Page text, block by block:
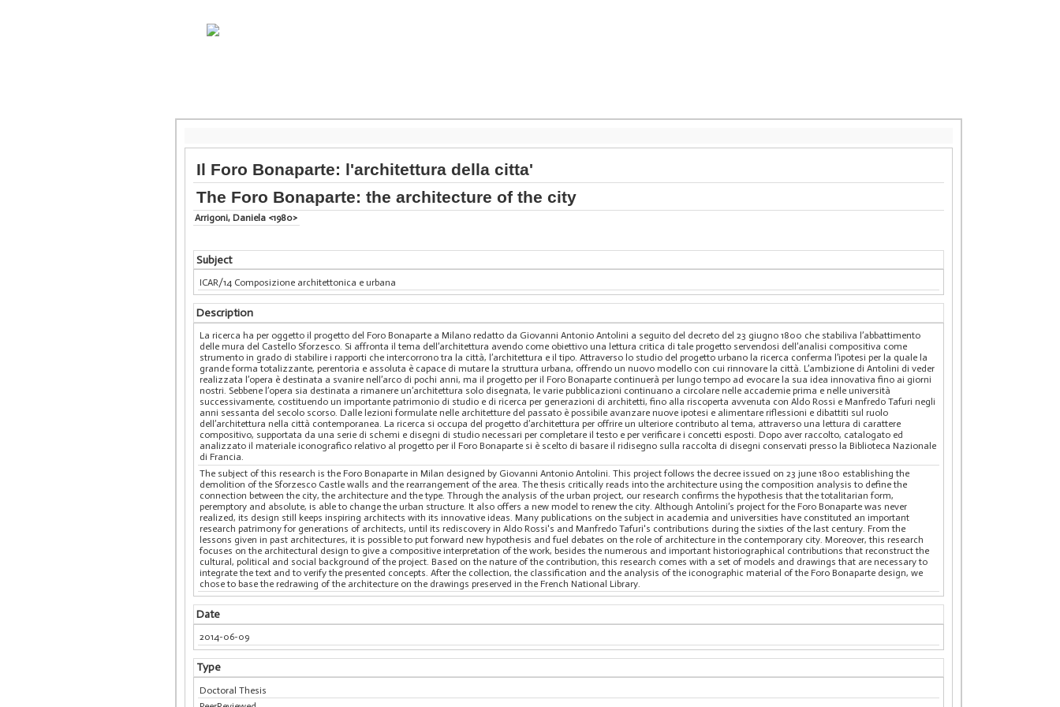
Il Foro Bonaparte: l'architettura della citta'
The Foro Bonaparte: the architecture of the city
Arrigoni, Daniela <1980>
Subject
ICAR/14 Composizione architettonica e urbana
Description
La ricerca ha per oggetto il progetto del Foro Bonaparte a Milano redatto da Giovanni Antonio Antolini a seguito del decreto del 23 giugno 1800 che stabiliva l’abbattimento
delle mura del Castello Sforzesco. Si affronta il tema dell’architettura avendo come obiettivo una lettura critica di tale progetto servendosi dell’analisi compositiva come
strumento in grado di stabilire i rapporti che intercorrono tra la città, l’architettura e il tipo. Attraverso lo studio del progetto urbano la ricerca conferma l’ipotesi per la quale la
grande forma totalizzante, perentoria e assoluta è capace di mutare la struttura urbana, offrendo un nuovo modello con cui rinnovare la città. L’ambizione di Antolini di veder
realizzata l’opera è destinata a svanire nell’arco di pochi anni, ma il progetto per il Foro Bonaparte continuerà per lungo tempo ad evocare la sua idea innovativa fino ai giorni
nostri. Sebbene l’opera sia destinata a rimanere un’architettura solo disegnata, le varie pubblicazioni continuano a circolare nelle accademie prima e nelle università
successivamente, costituendo un importante patrimonio di studio e di ricerca per generazioni di architetti, fino alla riscoperta avvenuta con Aldo Rossi e Manfredo Tafuri negli
anni sessanta del secolo scorso. Dalle lezioni formulate nelle architetture del passato è possibile avanzare nuove ipotesi e alimentare riflessioni e dibattiti sul ruolo
dell’architettura nella città contemporanea. La ricerca si occupa del progetto d’architettura per offrire un ulteriore contributo al tema, attraverso una lettura di carattere
compositivo, supportata da una serie di schemi e disegni di studio necessari per completare il testo e per verificare i concetti esposti. Dopo aver raccolto, catalogato ed
analizzato il materiale iconografico relativo al progetto per il Foro Bonaparte si è scelto di basare il ridisegno sulla raccolta di disegni conservati presso la Biblioteca Nazionale
di Francia.
The subject of this research is the Foro Bonaparte in Milan designed by Giovanni Antonio Antolini. This project follows the decree issued on 23 june 1800 establishing the
demolition of the Sforzesco Castle walls and the rearrangement of the area. The thesis critically reads into the architecture using the composition analysis to define the
connection between the city, the architecture and the type. Through the analysis of the urban project, our research confirms the hypothesis that the totalitarian form,
peremptory and absolute, is able to change the urban structure. It also offers a new model to renew the city. Although Antolini’s project for the Foro Bonaparte was never
realized, its design still keeps inspiring architects with its innovative ideas. Many publications on the subject in academia and universities have constituted an important
research patrimony for generations of architects, until its rediscovery in Aldo Rossi's and Manfredo Tafuri's contributions during the sixties of the last century. From the
lessons given in past architectures, it is possible to put forward new hypothesis and fuel debates on the role of architecture in the contemporary city. Moreover, this research
focuses on the architectural design to give a compositive interpretation of the work, besides the numerous and important historiographical contributions that reconstruct the
cultural, political and social background of the project. Based on the nature of the contribution, this research comes with a set of models and drawings that are necessary to
integrate the text and to verify the presented concepts. After the collection, the classification and the analysis of the iconographic material of the Foro Bonaparte design, we
chose to base the redrawing of the architecture on the drawings preserved in the French National Library.
Date
2014-06-09
Type
Doctoral Thesis